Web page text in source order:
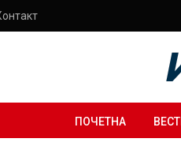
ПОЧЕТНА